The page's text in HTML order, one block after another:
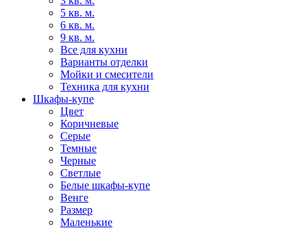
5 кв. м.
6 кв. м.
9 кв. м.
Все для кухни
Варианты отделки
Мойки и смесители
Техника для кухни
Шкафы-купе
Цвет
Коричневые
Серые
Темные
Черные
Светлые
Белые шкафы-купе
Венге
Размер
Маленькие